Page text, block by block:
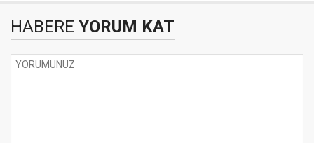
HABERE YORUM KAT